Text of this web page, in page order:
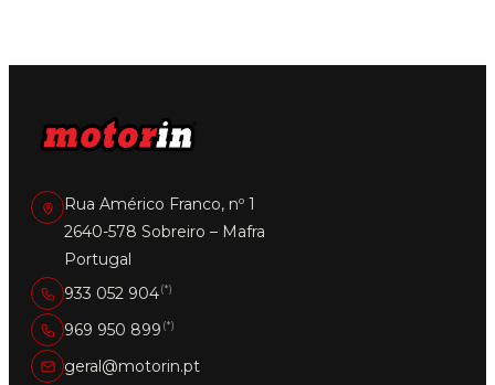
Rua Américo Franco, nº 1
2640-578 Sobreiro – Mafra
Portugal
933 052 904(*)
969 950 899 (*)
geral@motorin.pt